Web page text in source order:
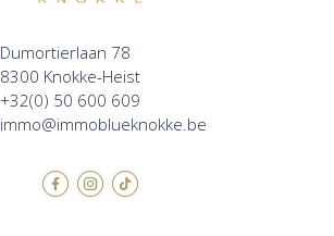
Dumortierlaan 78
8300 Knokke-Heist
+32(0) 50 600 609
immo@immoblueknokke.be